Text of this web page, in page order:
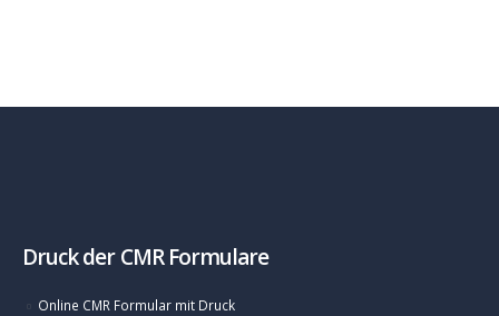
Druck der CMR Formulare
Online CMR Formular mit Druck